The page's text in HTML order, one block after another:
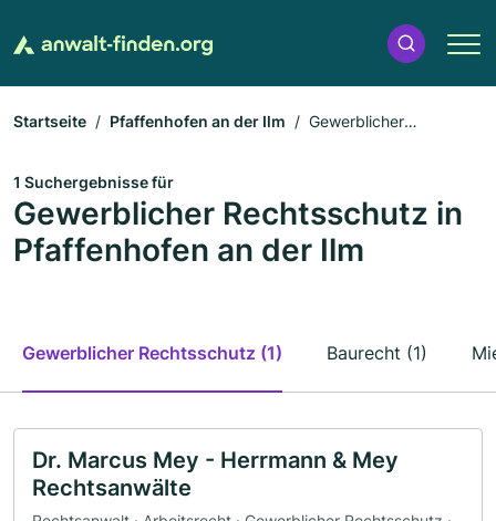
Startseite Pfaffenhofen an der Ilm
Gewerblicher
1 Suchergebnisse für
Gewerblicher Rechtsschutz in
Pfaffenhofen an der Ilm
Gewerblicher Rechtsschutz (1) Baurecht (1)
Dr. Marcus Mey - Herrmann & Mey
Rechtsanwälte